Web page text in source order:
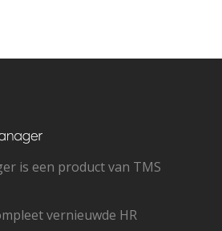
is een product van TMS
vernieuwde HR